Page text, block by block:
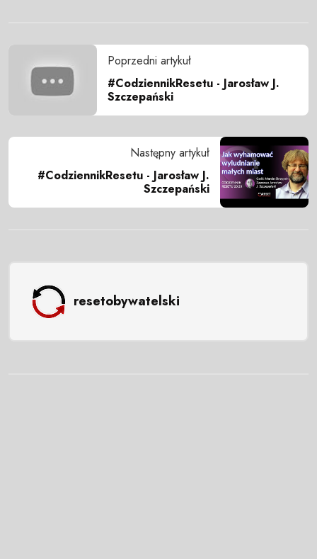
Poprzedni artykuł
#CodziennikResetu - Jarosław J.
Szczepański
Następny artykuł
#CodziennikResetu - Jarosław J.
Szczepański
resetobywatelski